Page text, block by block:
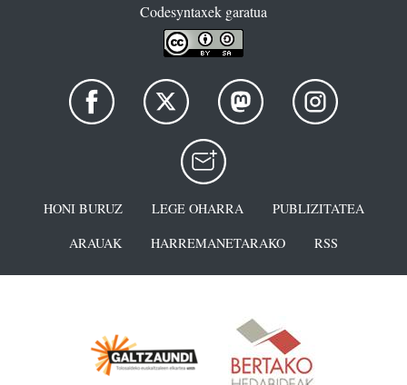
Codesyntaxek garatua
HONI BURUZ LEGE OHARRA
PUBLIZITATEA
ARAUAK
HARREMANETARAKO RSS